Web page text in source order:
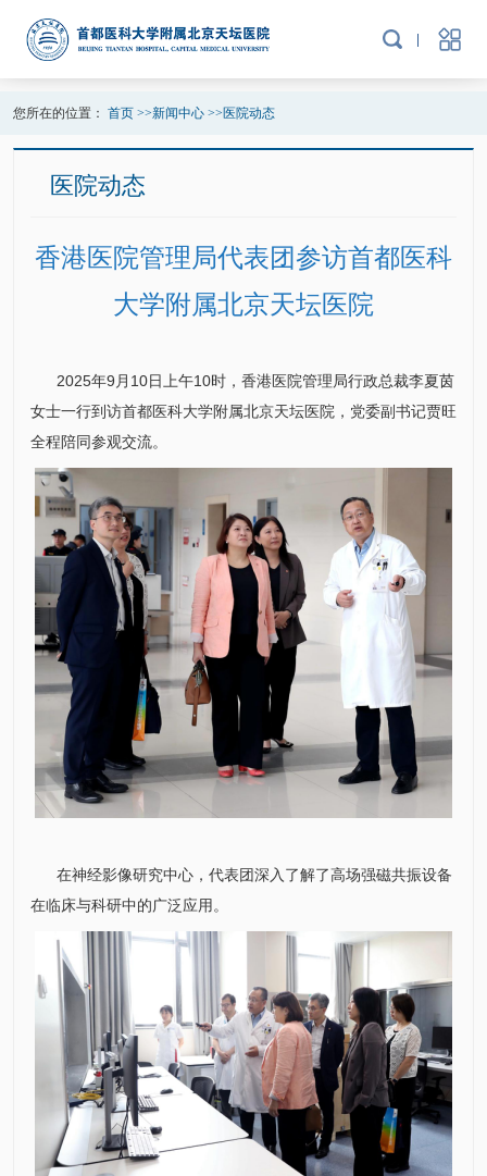
您所在的位置： 首页>>新闻中心>>医院动态
医院动态
香港医院管理局代表团参访首都医科
大学附属北京天坛医院
2025年9月10日上午10时，香港医院管理局行政总裁李夏茵
女士一行到访首都医科大学附属北京天坛医院，党委副书记贾旺
全程陪同参观交流。
在神经影像研究中心，代表团深入了解了高场强磁共振设备
在临床与科研中的广泛应用。